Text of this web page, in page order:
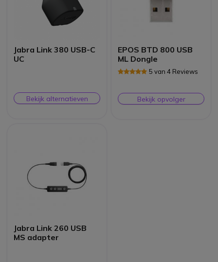
Jabra Link 380 USB-C
UC
Bekijk alternatieven
EPOS BTD 800 USB
ML Dongle
5 van 4 Reviews
Bekijk opvolger
Jabra Link 260 USB
MS adapter